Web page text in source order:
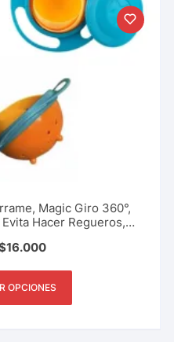
Magic Giro 360°,
Hacer Regueros,
16.000
OPCIONES